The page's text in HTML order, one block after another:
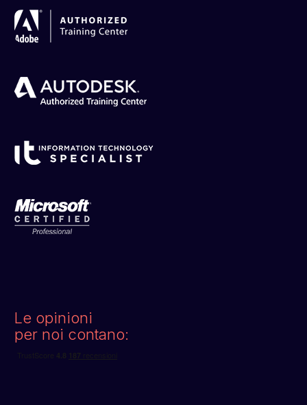
Le opinioni
per noi contano: